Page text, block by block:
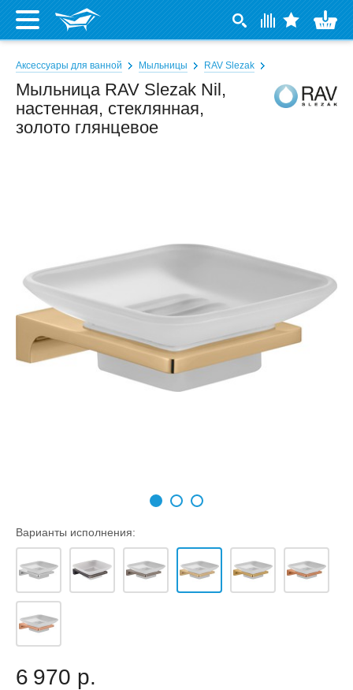
Аксессуары для ванной Мыльницы RAV Slezak
Мыльница RAV Slezak Nil,
настенная, стеклянная,
золото глянцевое
Варианты исполнения:
6 970 р.